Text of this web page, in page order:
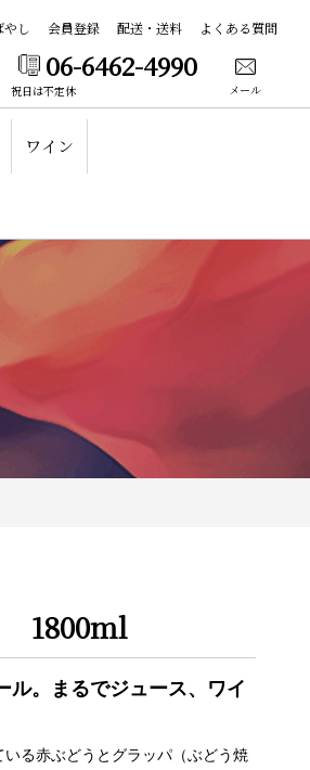
やし 会員登録 配送・送料 よくある質問
祝日は不定休
06-6462-4990
メール
ワイン
1800ml
ル。まるでジュース、ワイ
る赤ぶどうとグラッパ（ぶどう焼